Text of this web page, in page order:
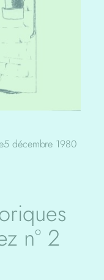
5 décembre 1980
n° 2